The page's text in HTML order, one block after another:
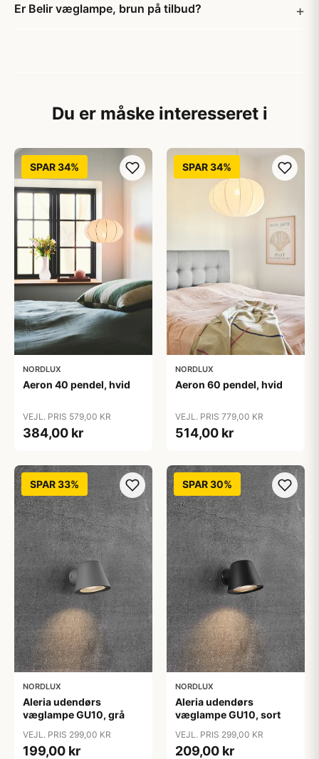
Er Belir væglampe, brun på tilbud?
Du er måske interesseret i
SPAR 34%
NORDLUX
Aeron 40 pendel, hvid
VEJL. PRIS 579,00 KR
384,00 kr
SPAR 34%
NORDLUX
Aeron 60 pendel, hvid
VEJL. PRIS 779,00 KR
514,00 kr
SPAR 33%
NORDLUX
Aleria udendørs
væglampe GU10, grå
VEJL. PRIS 299,00 KR
199,00 kr
SPAR 30%
NORDLUX
Aleria udendørs
væglampe GU10, sort
VEJL. PRIS 299,00 KR
209,00 kr